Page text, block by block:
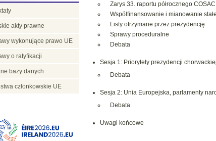
akty prawne
wykonujące prawo UE
o ratyfikacji
bazy danych
członkowskie UE
Zarys 33. raportu półrocznego COSAC
Współfinansowanie i mianowanie
Listy otrzymane przez prezydencję
Sprawy proceduralne
Debata
Sesja 1: Priorytety prezydencji
Debata
Sesja 2: Unia Europejska, parlamenty
Debata
Uwagi końcowe